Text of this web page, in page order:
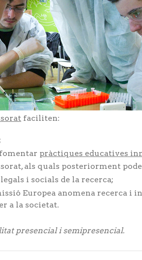
faciliten:
pràctiques educatives
als quals posteriorment
i socials de la recerca;
Europea anomena recerca i
a la societat.
presencial i semipresencial.